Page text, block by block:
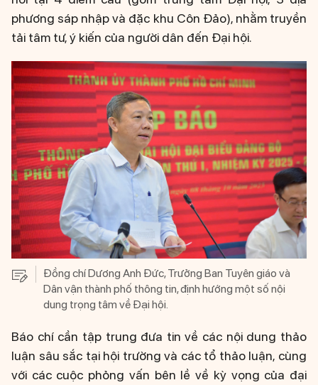
phương sáp nhập và đặc khu Côn Đảo), nhằm truyền
tải tâm tư, ý kiến của người dân đến Đại hội.
Đồng chí Dương Anh Đức, Trưởng Ban Tuyên giáo và
Dân vận thành phố thông tin, định hướng một số nội
dung trọng tâm về Đại hội.
Báo chí cần tập trung đưa tin về các nội dung thảo
luận sâu sắc tại hội trường và các tổ thảo luận, cùng
với các cuộc phỏng vấn bên lề về kỳ vọng của đại